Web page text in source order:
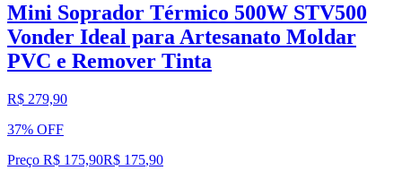
Mini Soprador Térmico 500W STV500
Vonder Ideal para Artesanato Moldar
PVC e Remover Tinta
R$ 279,90
37% OFF
Preço R$ 175,90R$ 175,90